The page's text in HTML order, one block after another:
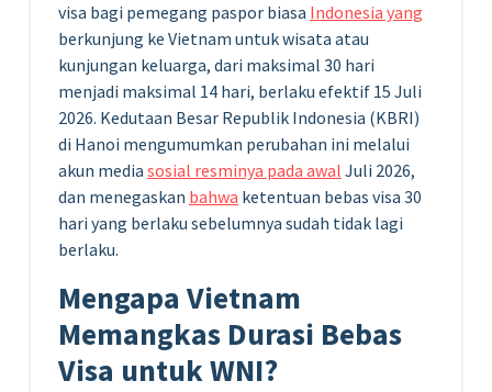
visa bagi pemegang paspor biasa Indonesia yang
berkunjung ke Vietnam untuk wisata atau
kunjungan keluarga, dari maksimal 30 hari
menjadi maksimal 14 hari, berlaku efektif 15 Juli
2026. Kedutaan Besar Republik Indonesia (KBRI)
di Hanoi mengumumkan perubahan ini melalui
akun media sosial resminya pada awal Juli 2026,
dan menegaskan bahwa ketentuan bebas visa 30
hari yang berlaku sebelumnya sudah tidak lagi
berlaku.
Mengapa Vietnam
Memangkas Durasi Bebas
Visa untuk WNI?